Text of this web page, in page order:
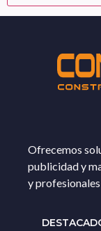
Ofrecemos
publicidad y
y